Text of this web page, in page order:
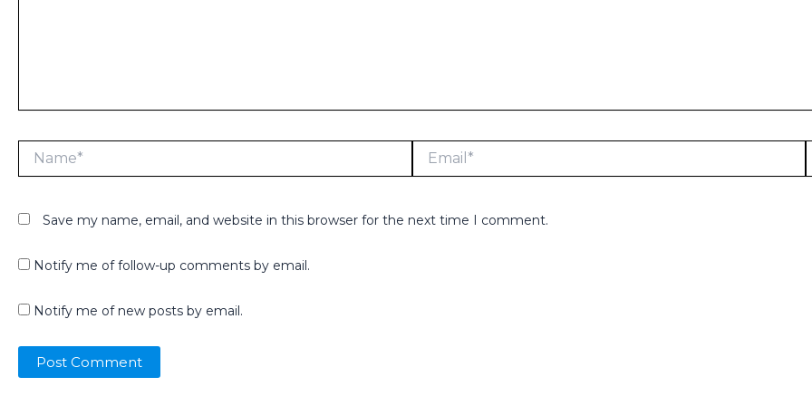
Save my name, email, and website in this browser for the next time I comment.
Notify me of follow-up comments by email.
Notify me of new posts by email.